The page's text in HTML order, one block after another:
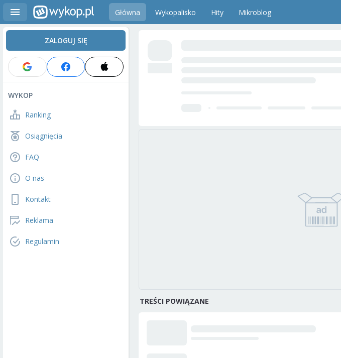
Główna Wykopalisko Hity Mikroblog
ZALOGUJ SIĘ
WYKOP
Ranking
Osiągnięcia
FAQ
O nas
Kontakt
Reklama
Regulamin
TREŚCI POWIĄZANE